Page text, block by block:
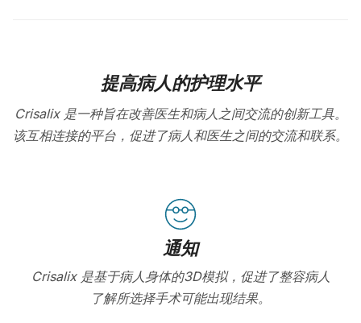
提高病人的护理水平
Crisalix 是一种旨在改善医生和病人之间交流的创新工具。
该互相连接的平台，促进了病人和医生之间的交流和联系。
通知
Crisalix 是基于病人身体的3D模拟，促进了整容病人
了解所选择手术可能出现结果。